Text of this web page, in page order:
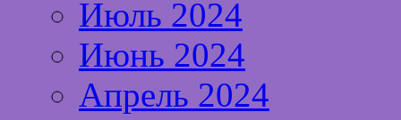
Июль 2024
Июнь 2024
Апрель 2024